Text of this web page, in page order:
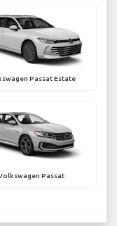
Passat Estate
Passat